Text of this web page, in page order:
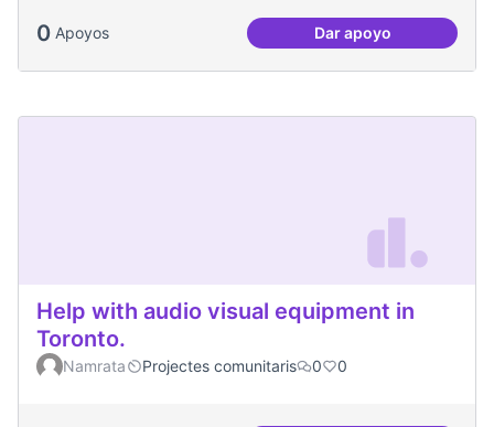
0 Apoyos Dar apoyoTreball en xarxa
Help with audio visual equipment in
Toronto.
Namrata Projectes comunitaris 0 0